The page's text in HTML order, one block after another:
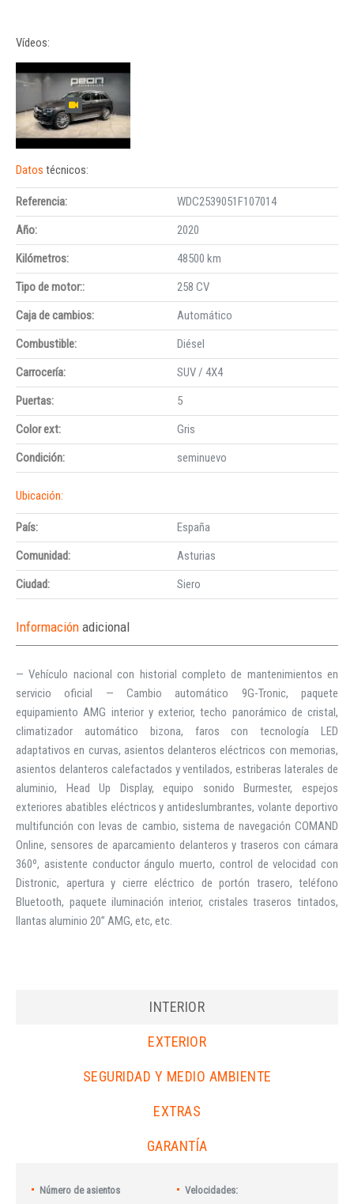
Vídeos:
Datos técnicos:
Referencia:
WDC2539051F107014
Año:
2020
Kilómetros:
48500 km
Tipo de motor::
258 CV
Caja de cambios:
Automático
Combustible:
Diésel
Carrocería:
SUV / 4X4
Puertas:
5
Color ext:
Gris
Condición:
seminuevo
Ubicación:
País:
España
Comunidad:
Asturias
Ciudad:
Siero
Información adicional
— Vehículo nacional con historial completo de mantenimientos en
servicio oficial — Cambio automático 9G-Tronic, paquete
equipamiento AMG interior y exterior, techo panorámico de cristal,
climatizador automático bizona, faros con tecnología LED
adaptativos en curvas, asientos delanteros eléctricos con memorias,
asientos delanteros calefactados y ventilados, estriberas laterales de
aluminio, Head Up Display, equipo sonido Burmester, espejos
exteriores abatibles eléctricos y antideslumbrantes, volante deportivo
multifunción con levas de cambio, sistema de navegación COMAND
Online, sensores de aparcamiento delanteros y traseros con cámara
360º, asistente conductor ángulo muerto, control de velocidad con
Distronic, apertura y cierre eléctrico de portón trasero, teléfono
Bluetooth, paquete iluminación interior, cristales traseros tintados,
llantas aluminio 20” AMG, etc, etc.
INTERIOR
EXTERIOR
SEGURIDAD Y MEDIO AMBIENTE
EXTRAS
GARANTÍA
Número de asientos Velocidades: